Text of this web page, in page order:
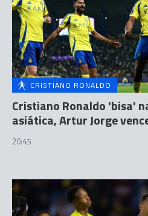
CRISTIANO RONALDO
Cristiano Ronaldo 'bisa'
asiática, Artur Jorge
20:45